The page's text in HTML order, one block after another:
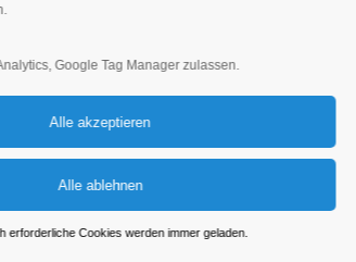
Google Tag Manager zulassen.
erforderliche Cookies werden immer geladen.